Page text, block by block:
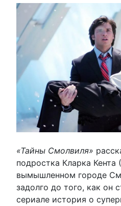
«Тайны Смолвиля»
подростка Кларка Кента
вымышленном городе
задолго до того, как он
сериале история о